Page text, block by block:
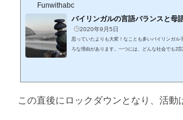
Funwithabc
バイリンガルの言語バランスと母
2020年9月5日
思っていたよりも大変！なことも多いバイリンガル
ろな理由があります。一つには、どんな社会でも2言
考えます。例として、英語圏に住んでいる日本語話
この直後にロックダウンとなり、活動